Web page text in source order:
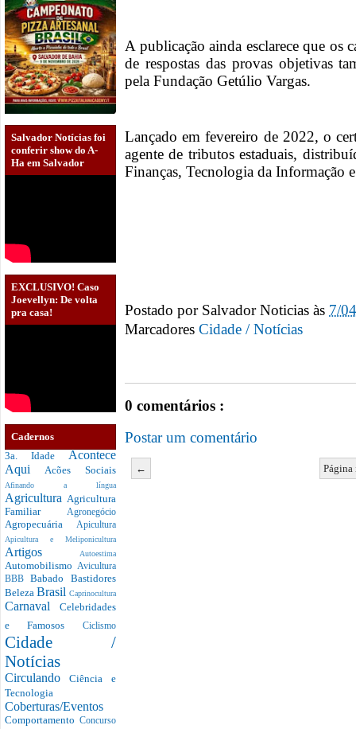
Salvador Notícias foi
conferir show do A-
Ha em Salvador
EXCLUSIVO! Caso
Joevellyn: De volta
pra casa!
Cadernos
3a. Idade Acontece
Aqui Acões Sociais
Afinando a língua
Agricultura Agricultura
Familiar Agronegócio
Agropecuária Apicultura
Apicultura e Meliponicultura
Artigos Autoestima
Automobilismo Avicultura
BBBBabado Bastidores
Beleza Brasil Caprinocultura
Carnaval Celebridades
e Famosos Ciclismo
Cidade /
Notícias
CirculandoCiência e
Tecnologia
Coberturas/Eventos
Comportamento Concurso
A publicação ainda esclarece que os
de respostas das provas objetivas
pela Fundação Getúlio Vargas.
Lançado em fevereiro de 2022, o
agente de tributos estaduais,
Finanças, Tecnologia da Informação
Postado por Salvador Noticias às 7/
Marcadores Cidade / Notícias
0 comentários :
Postar um comentário
←